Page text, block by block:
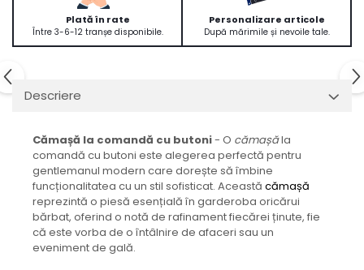
Plată în rate
Între 3-6-12 tranșe disponibile.
Personalizare articole
După mărimile și nevoile tale.
Descriere
Cămașă la comandă cu butoni- O cămașăla
comandă cu butoni este alegerea perfectă pentru
gentlemanul modern care dorește să îmbine
funcționalitatea cu un stil sofisticat. Această cămașă
reprezintă o piesă esențială în garderoba oricărui
bărbat, oferind o notă de rafinament fiecărei ținute, fie
că este vorba de o întâlnire de afaceri sau un
eveniment de gală.